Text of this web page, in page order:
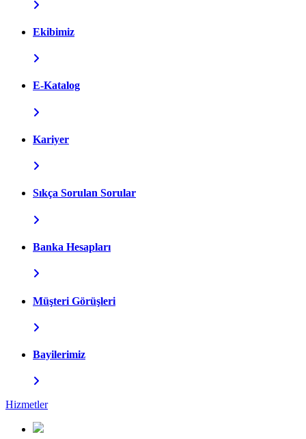
Ekibimiz
E-Katalog
Kariyer
Sıkça Sorulan Sorular
Banka Hesapları
Müşteri Görüşleri
Bayilerimiz
Hizmetler